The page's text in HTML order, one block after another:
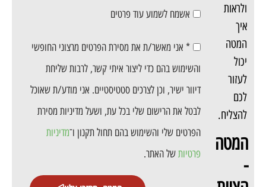
אשמח לשמוע עוד פרטים
* אני מאשר/ת את מסירת הפרטים מרצוני החופשי
והשימוש בהם כדי ליצור איתי קשר, לרבות שליחת
דיוור ישיר, וכן לצרכים סטטיסטיים. אני מודע/ת שאוכל
לבטל את הרישום שלי בכל עת, ושעל מדיניות מסירת
הפרטים שלי והשימוש בהם תחול תקנון ו־מדיניות
פרטיותשל האתר.
ולראות
איך
המטה
יכול
לעזור
לכם
להצליח.
המטה
-